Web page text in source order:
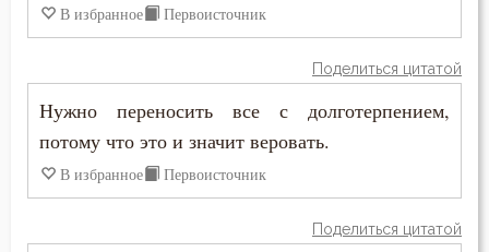
Друг
Дух Святой
Духовная жизнь
Душа
Лев Оптинский (Наголкин)
Макарий Великий
Макарий Оптинский (Иванов)
В избранное Первоисточник
Поделиться цитатой
Нужно переносить все с долготерпением,
потому что это и значит веровать.
В избранное Первоисточник
Поделиться цитатой